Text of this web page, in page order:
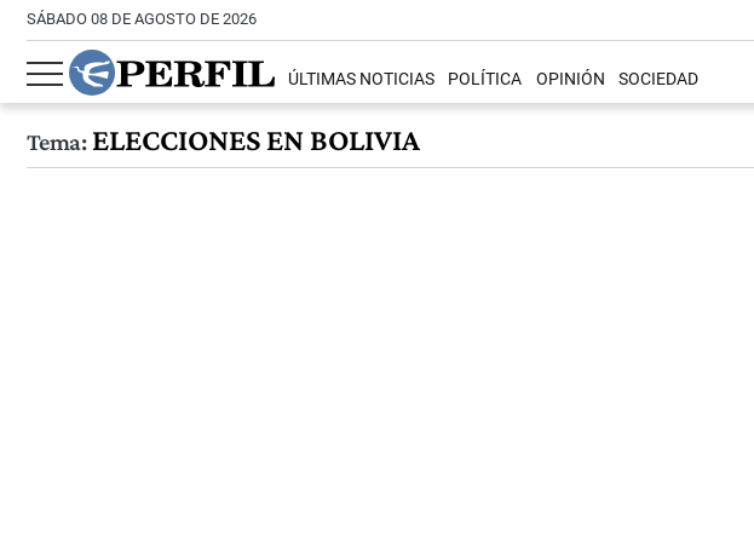
SÁBADO 08 DE AGOSTO DE 2026
ÚLTIMAS NOTICIAS POLÍTICA OPINIÓN SOCIEDAD
Tema:ELECCIONES EN BOLIVIA